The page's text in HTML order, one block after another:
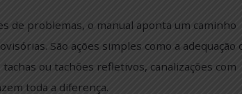
de veículos; e pavimento mal